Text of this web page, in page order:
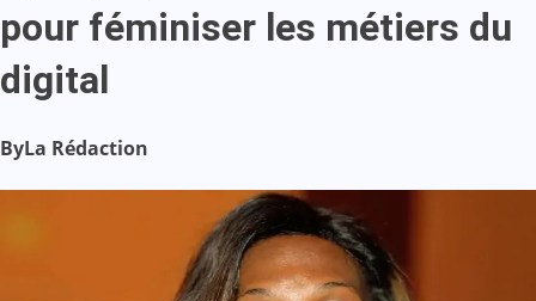
pour féminiser les métiers du
digital
ByLa Rédaction